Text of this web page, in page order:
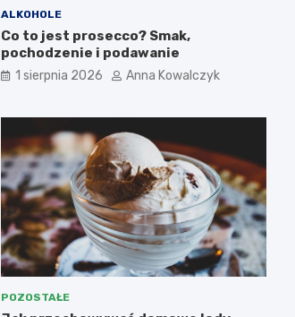
ALKOHOLE
Co to jest prosecco? Smak,
pochodzenie i podawanie
1 sierpnia 2026 Anna Kowalczyk
POZOSTAŁE